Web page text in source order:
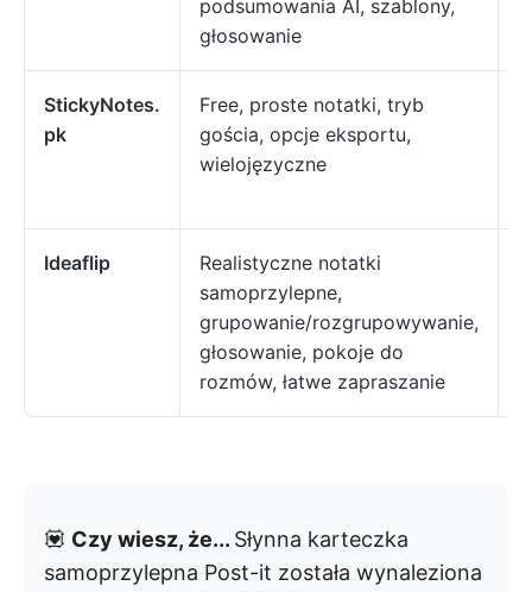
podsumowania AI, szablony,
głosowanie
StickyNotes.
pk
Free, proste notatki, tryb
gościa, opcje eksportu,
wielojęzyczne
Ideaflip
Realistyczne notatki
samoprzylepne,
grupowanie/rozgrupowywanie,
głosowanie, pokoje do
rozmów, łatwe zapraszanie
💟 Czy wiesz, że... Słynna karteczka
samoprzylepna Post-it została wynaleziona